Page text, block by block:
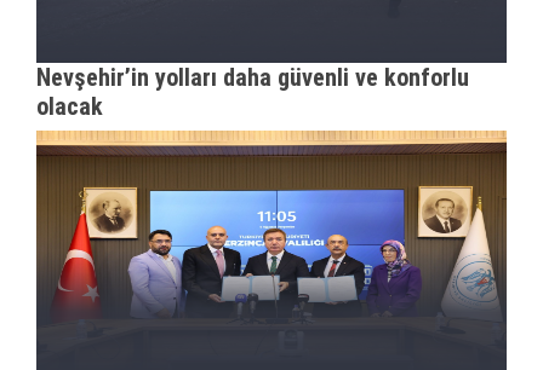
Nevşehir’in yolları daha güvenli ve konforlu
olacak